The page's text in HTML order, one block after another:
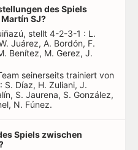
des Spiels
SJ?
stellt 4-2-3-1 : L.
Juárez, A. Bordón, F.
Benítez, M. Gerez, J.
seinerseits trainiert von
Díaz, H. Zuliani, J.
S. Jaurena, S. González,
N. Fúnez.
Spiels zwischen